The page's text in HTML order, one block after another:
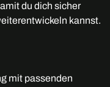
du dich sicher
kannst.
mit passenden